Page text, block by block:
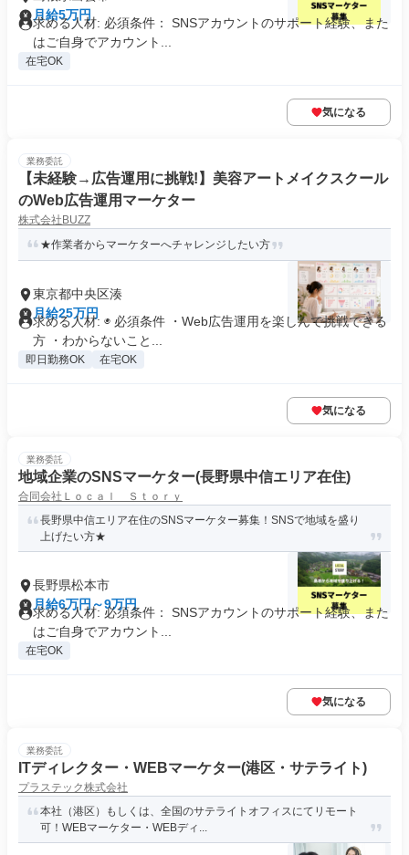
月給5万円
求める人材: 必須条件： SNSアカウントのサポート経験、また
はご自身でアカウント...
在宅OK
気になる
業務委託
【未経験→広告運用に挑戦!】美容アートメイクスクール
のWeb広告運用マーケター
株式会社BUZZ
★作業者からマーケターへチャレンジしたい方
東京都中央区湊
月給25万円
求める人材: ◉ 必須条件 ・Web広告運用を楽しんで挑戦できる
方 ・わからないこと...
即日勤務OK 在宅OK
気になる
業務委託
地域企業のSNSマーケター(長野県中信エリア在住)
合同会社Ｌｏｃａｌ Ｓｔｏｒｙ
長野県中信エリア在住のSNSマーケター募集！SNSで地域を盛り
上げたい方★
長野県松本市
月給6万円～9万円
求める人材: 必須条件： SNSアカウントのサポート経験、また
はご自身でアカウント...
在宅OK
気になる
業務委託
ITディレクター・WEBマーケター(港区・サテライト)
プラステック株式会社
本社（港区）もしくは、全国のサテライトオフィスにてリモート
可！WEBマーケター・WEBディ...